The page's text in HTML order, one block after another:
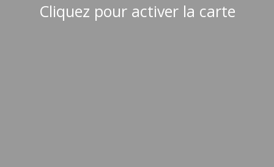
Cliquez pour activer la carte